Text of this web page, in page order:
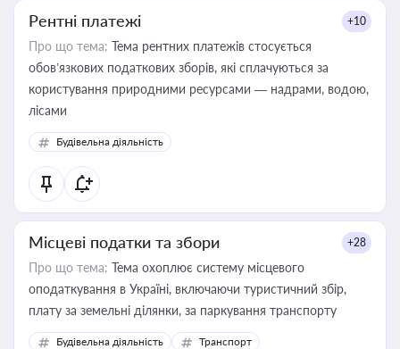
Рентні платежі +10
Про що тема: Тема рентних платежів стосується
обов’язкових податкових зборів, які сплачуються за
користування природними ресурсами — надрами, водою,
лісами
Будівельна діяльність
Місцеві податки та збори +28
Про що тема: Тема охоплює систему місцевого
оподаткування в Україні, включаючи туристичний збір,
плату за земельні ділянки, за паркування транспорту
Будівельна діяльність Транспорт